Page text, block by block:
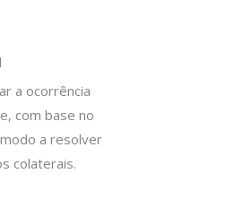
a ocorrência
com base no
a resolver
colaterais.